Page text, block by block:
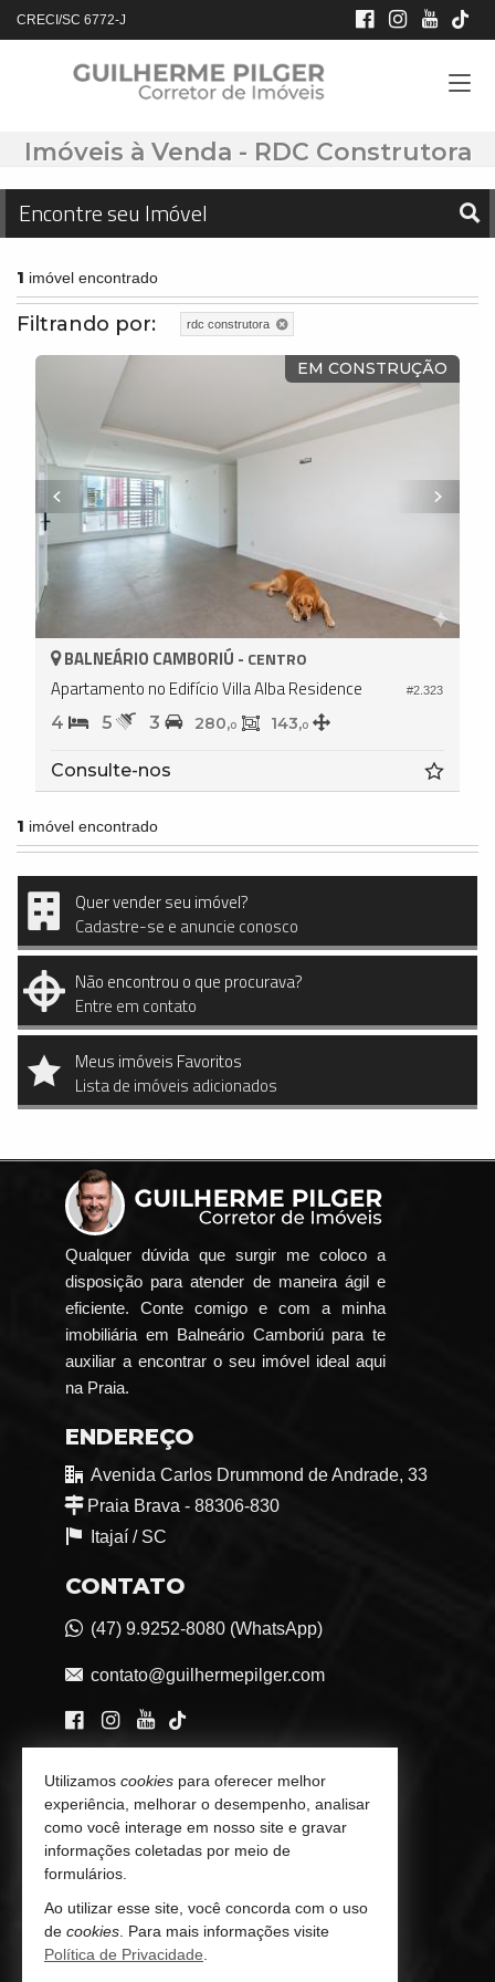
CRECI/SC 6772-J
Imóveis à Venda - RDC Construtora
Encontre seu Imóvel
1 imóvel encontrado
Filtrando por: rdc construtora
EM CONSTRUÇÃO
#2.323
BALNEÁRIO CAMBORIÚ - CENTRO
Apartamento no Edifício Villa Alba Residence
4 5 3 280,0 143,0
Consulte-nos
1 imóvel encontrado
Quer vender seu imóvel?
Cadastre-se e anuncie conosco
Não encontrou o que procurava?
Entre em contato
Meus imóveis Favoritos
Lista de imóveis adicionados
Qualquer dúvida que surgir me coloco a
disposição para atender de maneira ágil e
eficiente. Conte comigo e com a minha
imobiliária em Balneário Camboriú para te
auxiliar a encontrar o seu imóvel ideal aqui
na Praia.
ENDEREÇO
Avenida Carlos Drummond de Andrade, 33
Praia Brava - 88306-830
Itajaí / SC
CONTATO
(47) 9.9252-8080 (WhatsApp)
contato@guilhermepilger.com
VEJA MAIS
Consultoria Imobiliária Personalizada
trabalhe conosco
Indicadores Financeiros
Imóveis Favoritos
Utilizamos cookies para oferecer melhor
experiência, melhorar o desempenho, analisar
como você interage em nosso site e gravar
informações coletadas por meio de
formulários.
Ao utilizar esse site, você concorda com o uso
de cookies . Para mais informações visite
Política de Privacidade